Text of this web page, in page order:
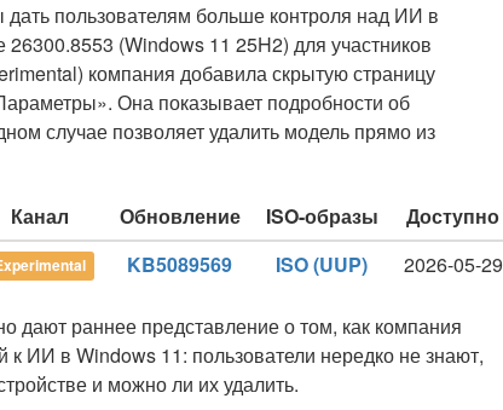
пользователям больше контроля над ИИ в
(Windows 11 25H2) для участников
компания добавила скрытую страницу
Она показывает подробности об
случае позволяет удалить модель прямо из
Канал Обновление ISO-образы
Доступно
KB5089569 ISO (UUP) 2026-05-29
дают раннее представление о том, как компания
к ИИ в Windows 11: пользователи нередко не знают,
и можно ли их удалить.